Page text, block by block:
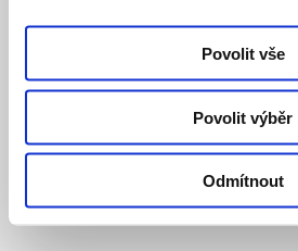
Povolit vše
Povolit výběr
Odmítnout